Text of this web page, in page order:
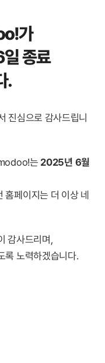
가
종료
.
진심으로 감사드립니
는 2025년 6월
페이지는 더 이상 네
감사드리며,
록 노력하겠습니다.